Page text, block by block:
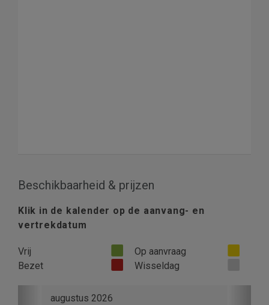
Beschikbaarheid & prijzen
Klik in de kalender op de aanvang- en
vertrekdatum
Vrij
Op aanvraag
Bezet
Wisseldag
augustus 2026
Previous